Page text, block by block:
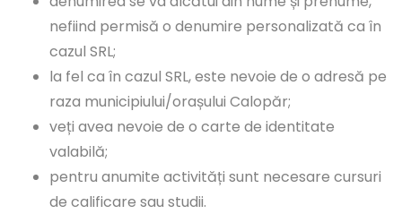
nefiind permisă o denumire personalizată ca în
cazul SRL;
la fel ca în cazul SRL, este nevoie de o adresă pe
raza municipiului/orașului Calopăr;
veți avea nevoie de o carte de identitate
valabilă;
pentru anumite activități sunt necesare cursuri
de calificare sau studii.